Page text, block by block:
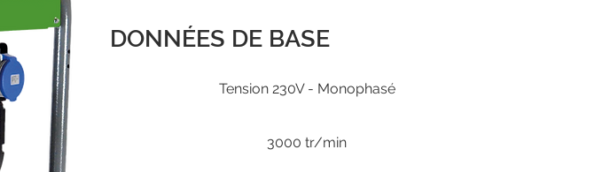
DONNÉES DE BASE
Tension 230V - Monophasé
3000 tr/min